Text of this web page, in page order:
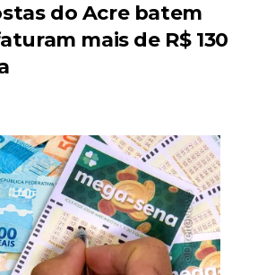
do Acre batem
mais de R$ 130